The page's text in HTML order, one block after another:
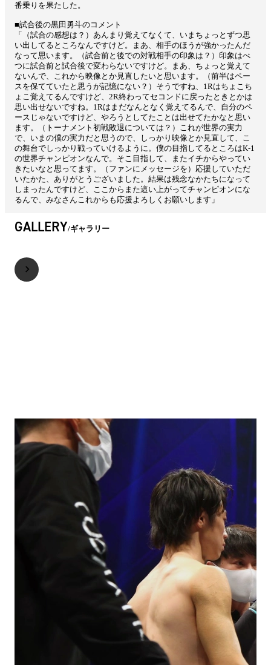
番乗りを果たした。
■試合後の黒田勇斗のコメント
「（試合の感想は？）あんまり覚えてなくて、いまちょっとずつ思
い出してるところなんですけど。まあ、相手のほうが強かったんだ
なって思います。（試合前と後での対戦相手の印象は？）印象はべ
つに試合前と試合後で変わらないですけど。まあ、ちょっと覚えて
ないんで、これから映像とか見直したいと思います。（前半はペー
スを保てていたと思うが記憶にない？）そうですね、1Rはちょこち
ょこ覚えてるんですけど、2R終わってセコンドに戻ったときとかは
思い出せないですね。1Rはまだなんとなく覚えてるんで、自分のペ
ースじゃないですけど、やろうとしてたことは出せてたかなと思い
ます。（トーナメント初戦敗退については？）これが世界の実力
で、いまの僕の実力だと思うので、しっかり映像とか見直して、こ
の舞台でしっかり戦っていけるように。僕の目指してるところはK-1
の世界チャンピオンなんで。そこ目指して、またイチからやってい
きたいなと思ってます。（ファンにメッセージを）応援していただ
いたかた、ありがとうございました。結果は残念なかたちになって
しまったんですけど、ここからまた這い上がってチャンピオンにな
るんで、みなさんこれからも応援よろしくお願いします」
GALLERY ギャラリー